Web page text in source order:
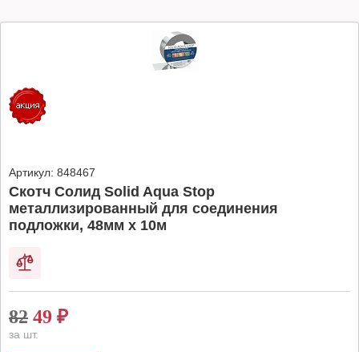
Артикул: 848467
Скотч Солид Solid Aqua Stop
металлизированный для соединения
подложки, 48мм х 10м
82 49 ₽
за шт.